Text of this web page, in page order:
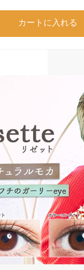
カートに入れる